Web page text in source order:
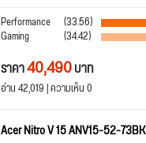
Performance
(33.56)
Gaming (34.42)
ราคา40,490บาท
อ่าน 42,019 | ความเห็น 0
Acer Nitro V 15 ANV15-52-73BK